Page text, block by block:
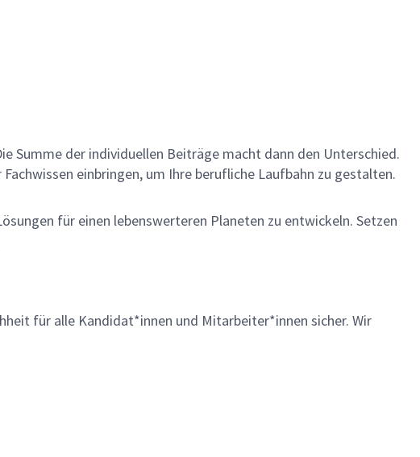
Summe der individuellen Beiträge macht dann den Unterschied.
einbringen, um Ihre berufliche Laufbahn zu gestalten.
für einen lebenswerteren Planeten zu entwickeln. Setzen
für alle Kandidat*innen und Mitarbeiter*innen sicher. Wir